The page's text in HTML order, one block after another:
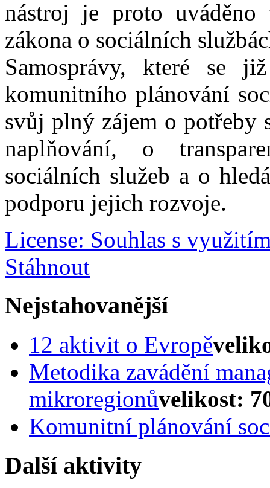
nástroj je proto uváděno
zákona o sociálních
Samosprávy, které se
komunitního plánování
svůj plný zájem o potřeby
naplňování, o
sociálních služeb a o
podporu jejich rozvoje.
License: Souhlas s
Stáhnout
Nejstahovanější
12 aktivit o Evropě
Metodika zavádění
mikroregionůvelikost:
Komunitní plánování
Další aktivity